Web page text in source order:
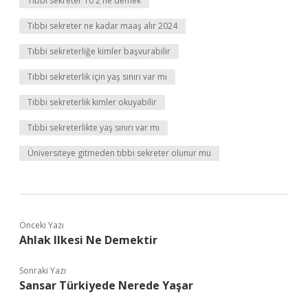
Tıbbi sekreter ne kadar maaş alır 2024
Tıbbi sekreterliğe kimler başvurabilir
Tıbbi sekreterlik için yaş sınırı var mı
Tıbbi sekreterlik kimler okuyabilir
Tıbbi sekreterlikte yaş sınırı var mı
Üniversiteye gitmeden tıbbi sekreter olunur mu
Önceki Yazı
Ahlak Ilkesi Ne Demektir
Sonraki Yazı
Sansar Türkiyede Nerede Yaşar